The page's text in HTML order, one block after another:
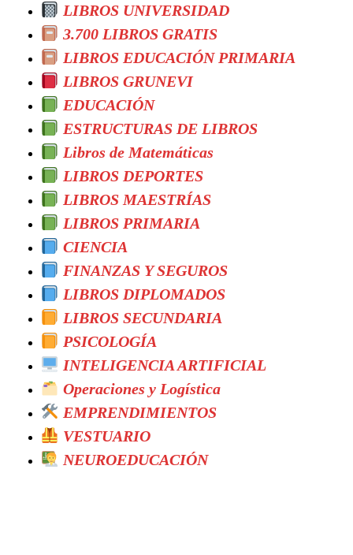
LIBROS UNIVERSIDAD
3.700 LIBROS GRATIS
LIBROS EDUCACIÓN PRIMARIA
LIBROS GRUNEVI
EDUCACIÓN
ESTRUCTURAS DE LIBROS
Libros de Matemáticas
LIBROS DEPORTES
LIBROS MAESTRÍAS
LIBROS PRIMARIA
CIENCIA
FINANZAS Y SEGUROS
LIBROS DIPLOMADOS
LIBROS SECUNDARIA
PSICOLOGÍA
INTELIGENCIA ARTIFICIAL
Operaciones y Logística
EMPRENDIMIENTOS
VESTUARIO
NEUROEDUCACIÓN